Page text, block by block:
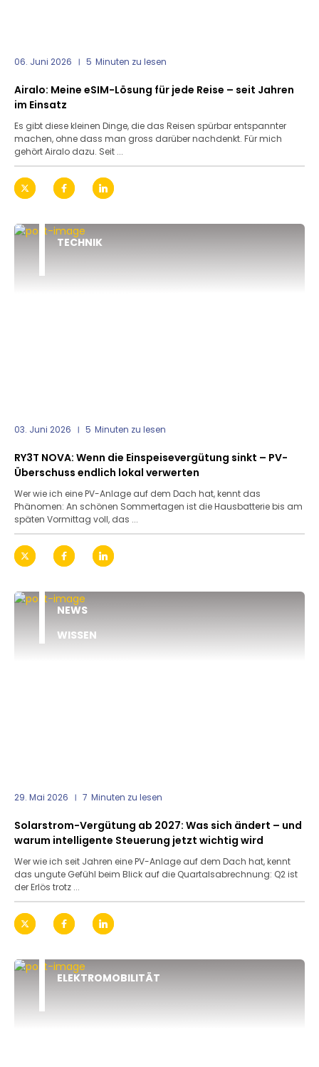
06. Juni 2026 5 Minuten zu lesen
Airalo: Meine eSIM-Lösung für jede Reise – seit Jahren
im Einsatz
Es gibt diese kleinen Dinge, die das Reisen spürbar entspannter
machen, ohne dass man gross darüber nachdenkt. Für mich
gehört Airalo dazu. Seit ...
TECHNIK
03. Juni 2026 5 Minuten zu lesen
RY3T NOVA: Wenn die Einspeisevergütung sinkt – PV-
Überschuss endlich lokal verwerten
Wer wie ich eine PV-Anlage auf dem Dach hat, kennt das
Phänomen: An schönen Sommertagen ist die Hausbatterie bis am
späten Vormittag voll, das ...
NEWS
WISSEN
29. Mai 2026 7 Minuten zu lesen
Solarstrom-Vergütung ab 2027: Was sich ändert – und
warum intelligente Steuerung jetzt wichtig wird
Wer wie ich seit Jahren eine PV-Anlage auf dem Dach hat, kennt
das ungute Gefühl beim Blick auf die Quartalsabrechnung: Q2 ist
der Erlös trotz ...
ELEKTROMOBILITÄT